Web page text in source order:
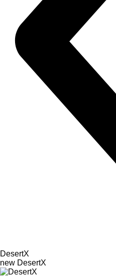
DesertX
new DesertX